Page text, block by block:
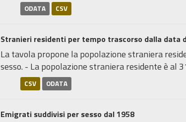
ODATA CSV
Stranieri residenti per tempo trascorso dalla data
La tavola propone la popolazione straniera
sesso. - La popolazione straniera residente è al
CSV ODATA
Emigrati suddivisi per sesso dal 1958